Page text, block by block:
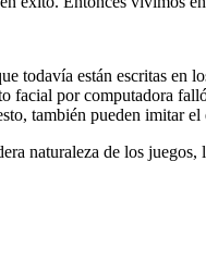
todavía están escritas
por computadora
también pueden imitar
naturaleza de los juegos,